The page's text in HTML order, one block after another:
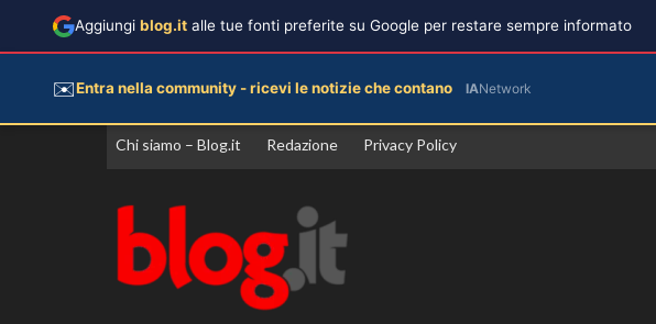
Vai
Chi siamo – Blog.it Redazione Privacy Policy
Aggiungi blog.it alle tue fonti preferite su Google per restare sempre informato
✉️Entra nella community - ricevi le notizie che contano IANetwork